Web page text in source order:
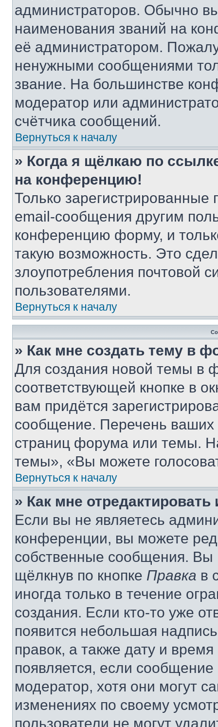
администраторов. Обычно
наименования званий на
её администратором.
ненужными сообщениями
звание. На большинстве
модератор или
счётчика сообщений.
Вернуться к началу
» Когда я щёлкаю по
на конференцию!
Только зарегистрированные
email-сообщения другим
конференцию форму, и
такую возможность. Это
злоупотребления почтовой
пользователями.
Вернуться к началу
» Как мне создать тему в
Для создания новой темы в
соответствующей кнопке в
вам придётся
сообщение. Перечень ваших
страниц форума или темы.
темы», «Вы можете
Вернуться к началу
» Как мне
Если вы не являетесь
конференции, вы можете
собственные сообщения. Вы
щёлкнув по кнопке Правка в
иногда только в течение
создания. Если кто-то уже
появится небольшая
правок, а также дату и
появляется, если
модератор, хотя они могут
изменениях по своему
пользователи не могут